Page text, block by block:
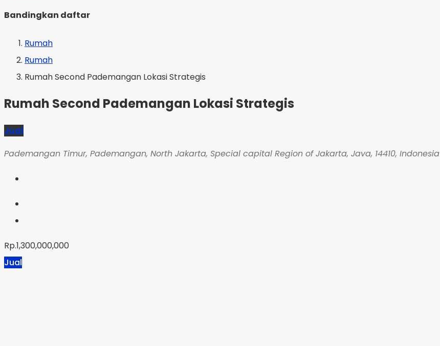
Bandingkan daftar
Rumah
Rumah
Rumah Second Pademangan Lokasi Strategis
Rumah Second Pademangan Lokasi Strategis
Jual
Pademangan Timur, Pademangan, North Jakarta, Special capital Region of Jakarta, Java, 14410, Indonesia
Rp.1,300,000,000
Jual